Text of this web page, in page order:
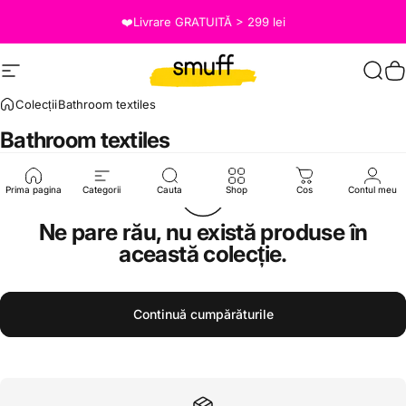
❤️Livrare GRATUITĂ > 299 lei
Site navigation Smuff.ro
Prima pagina Categorii Cauta Shop Cos Contul meu
ColecțiiBathroom textiles
Bathroomtextiles
Ne pare rău, nu există produse în
această colecție.
Continuă cumpărăturile